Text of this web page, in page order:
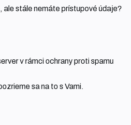
ale stále nemáte prístupové údaje?
v rámci ochrany proti spamu
sa na to s Vami.